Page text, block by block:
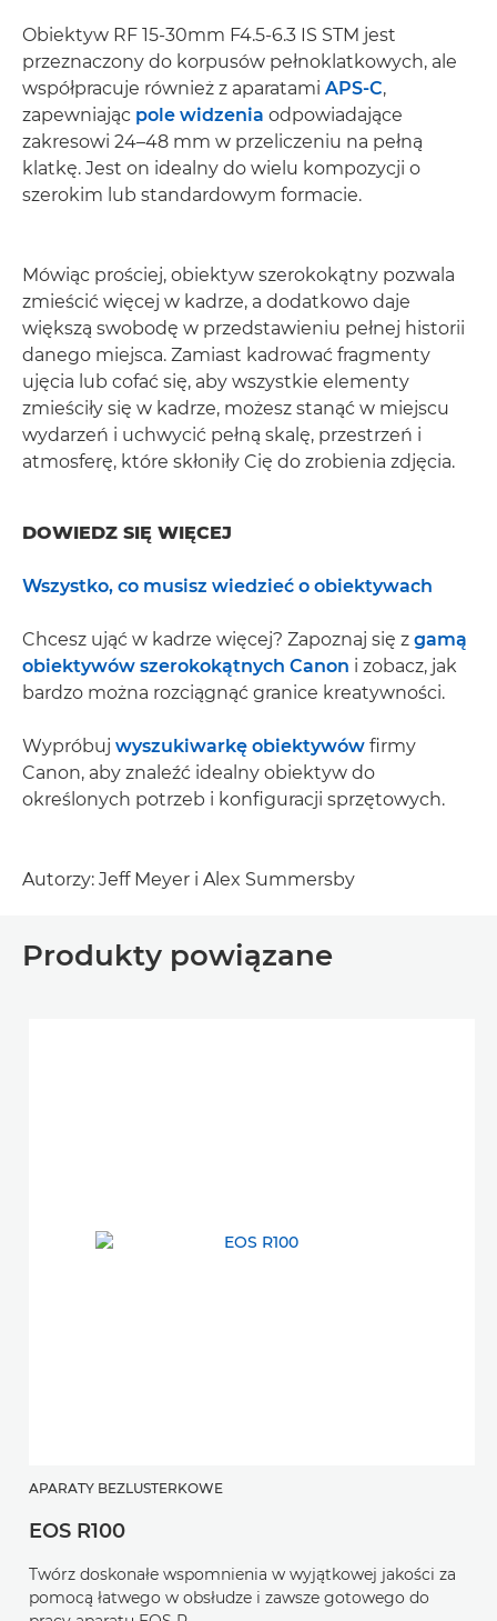
Obiektyw RF 15-30mm F4.5-6.3 IS STM jest
przeznaczony do korpusów pełnoklatkowych, ale
współpracuje również z aparatami APS-C,
zapewniając pole widzenia odpowiadające
zakresowi 24–48 mm w przeliczeniu na pełną
klatkę. Jest on idealny do wielu kompozycji o
szerokim lub standardowym formacie.
Mówiąc prościej, obiektyw szerokokątny pozwala
zmieścić więcej w kadrze, a dodatkowo daje
większą swobodę w przedstawieniu pełnej historii
danego miejsca. Zamiast kadrować fragmenty
ujęcia lub cofać się, aby wszystkie elementy
zmieściły się w kadrze, możesz stanąć w miejscu
wydarzeń i uchwycić pełną skalę, przestrzeń i
atmosferę, które skłoniły Cię do zrobienia zdjęcia.
DOWIEDZ SIĘ WIĘCEJ
Wszystko, co musisz wiedzieć o obiektywach
Chcesz ująć w kadrze więcej? Zapoznaj się z gamą
obiektywów szerokokątnych Canon i zobacz, jak
bardzo można rozciągnąć granice kreatywności.
Wypróbuj wyszukiwarkę obiektywów firmy
Canon, aby znaleźć idealny obiektyw do
określonych potrzeb i konfiguracji sprzętowych.
Autorzy: Jeff Meyer i Alex Summersby
Produkty powiązane
APARATY BEZLUSTERKOWE
EOS R100
Twórz doskonałe wspomnienia w wyjątkowej jakości za
pomocą łatwego w obsłudze i zawsze gotowego do